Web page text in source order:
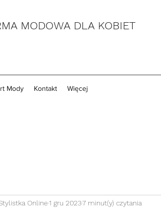
MODOWA DLA KOBIET
Mody Kontakt Więcej
Online1 gru 20237 minut(y) czytania